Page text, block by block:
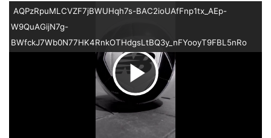
AQPzRpuMLCVZF7jBWUHqh7s-BAC2ioUAfFnp1tx_AEp-
W9QuAGijN7g-
BWfckJ7Wb0N77HK4RnkOTHdgsLtBQ3y_nFYooyT9FBL5nRo
ビ
デ